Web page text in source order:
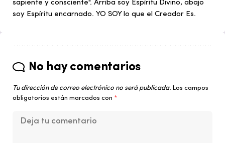
sapiente y consciente". Arriba soy Espíritu Divino, abajo
soy Espíritu encarnado. YO SOY lo que el Creador Es.
No hay comentarios
Tu dirección de correo electrónico no será publicada. Los campos
obligatorios están marcados con *